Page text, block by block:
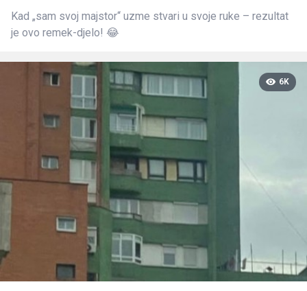
Kad „sam svoj majstor“ uzme stvari u svoje ruke – rezultat
je ovo remek-djelo! 😂
6K